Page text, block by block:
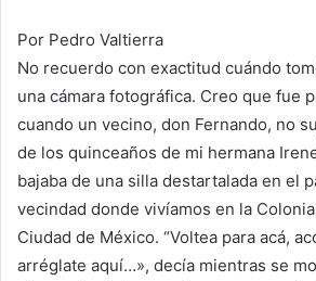
Por Pedro Valtierra
No recuerdo con exactitud cuándo
una cámara fotográfica. Creo que fue
cuando un vecino, don Fernando, no
de los quinceaños de mi hermana
bajaba de una silla destartalada en el
vecindad donde vivíamos en la
Ciudad de México. “Voltea para acá,
arréglate aquí…», decía mientras se